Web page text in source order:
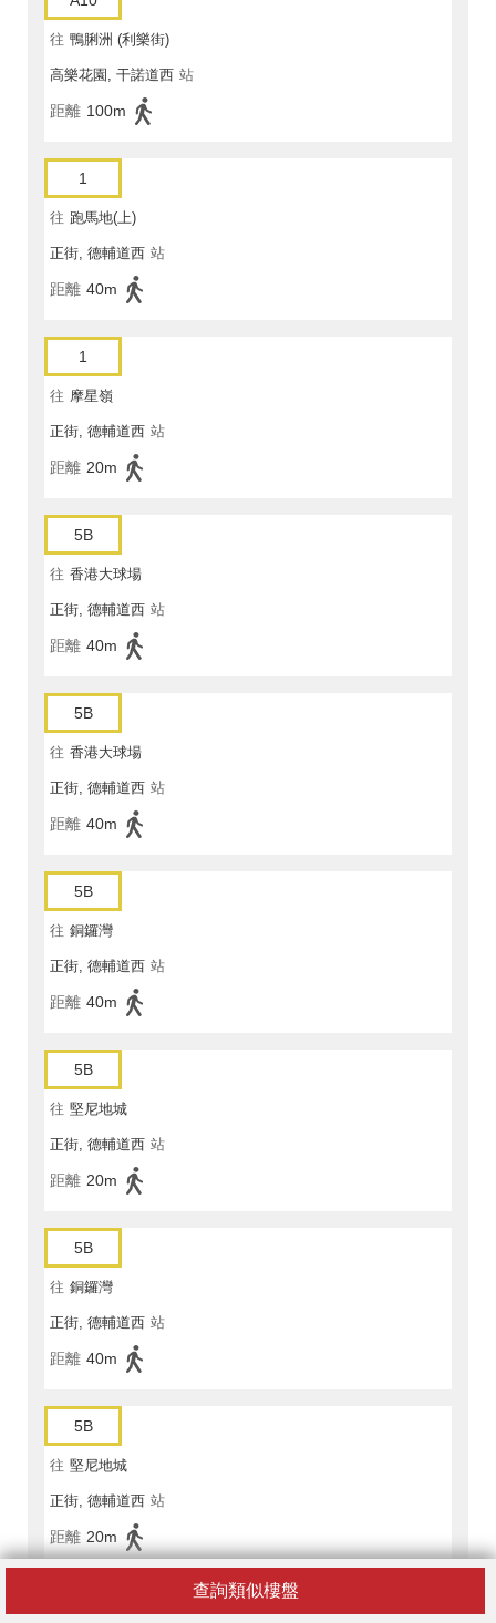
查詢類似樓盤
往 鴨脷洲 (利樂街)
高樂花園, 干諾道西 站
距離 100m
1
往 跑馬地(上)
正街, 德輔道西 站
距離 40m
1
往 摩星嶺
正街, 德輔道西 站
距離 20m
5B
往 香港大球場
正街, 德輔道西 站
距離 40m
5B
往 香港大球場
正街, 德輔道西 站
距離 40m
5B
往 銅鑼灣
正街, 德輔道西 站
距離 40m
5B
往 堅尼地城
正街, 德輔道西 站
距離 20m
5B
往 銅鑼灣
正街, 德輔道西 站
距離 40m
5B
往 堅尼地城
正街, 德輔道西 站
距離 20m